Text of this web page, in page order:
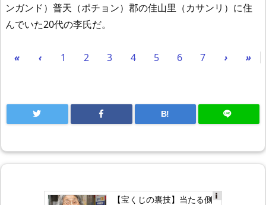
ンガンド）普天（ポチョン）郡の佳山里（カサンリ）に住
んでいた20代の李氏だ。
« ‹ 1 2 3 4 5 6 7 › »
B!
【宝くじの裏技】当たる側